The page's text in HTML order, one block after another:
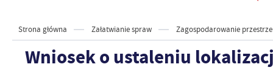
Strona główna Załatwianie spraw Zagospodarowanie
Wniosek o ustaleniu